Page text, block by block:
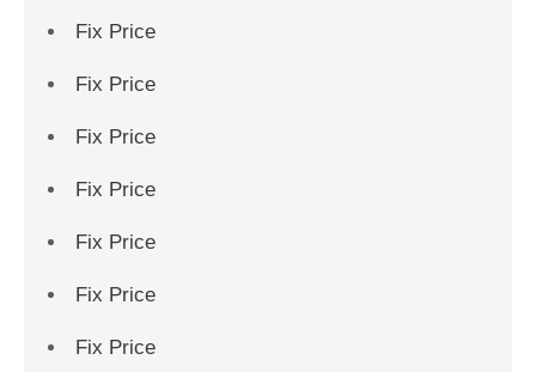
Fix Price
Fix Price
Fix Price
Fix Price
Fix Price
Fix Price
Fix Price